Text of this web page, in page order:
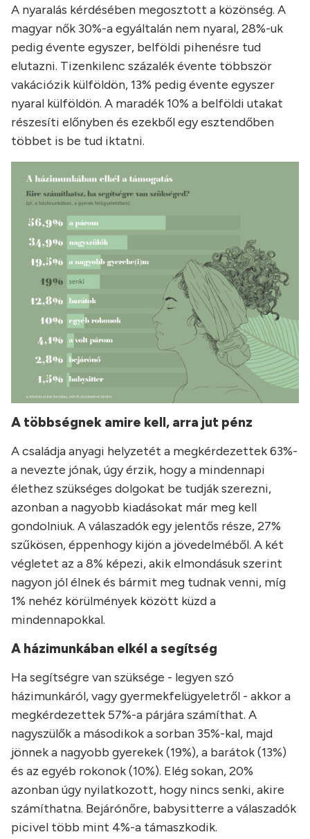
A nyaralás kérdésében megosztott a közönség. A
magyar nők 30%-a egyáltalán nem nyaral, 28%-uk
pedig évente egyszer, belföldi pihenésre tud
elutazni. Tizenkilenc százalék évente többször
vakációzik külföldön, 13% pedig évente egyszer
nyaral külföldön. A maradék 10% a belföldi utakat
részesíti előnyben és ezekből egy esztendőben
többet is be tud iktatni.
A többségnek amire kell, arra jut pénz
A családja anyagi helyzetét a megkérdezettek 63%-
a nevezte jónak, úgy érzik, hogy a mindennapi
élethez szükséges dolgokat be tudják szerezni,
azonban a nagyobb kiadásokat már meg kell
gondolniuk. A válaszadók egy jelentős része, 27%
szűkösen, éppenhogy kijön a jövedelméből. A két
végletet az a 8% képezi, akik elmondásuk szerint
nagyon jól élnek és bármit meg tudnak venni, míg
1% nehéz körülmények között küzd a
mindennapokkal.
A házimunkában elkél a segítség
Ha segítségre van szüksége - legyen szó
házimunkáról, vagy gyermekfelügyeletről - akkor a
megkérdezettek 57%-a párjára számíthat. A
nagyszülők a másodikok a sorban 35%-kal, majd
jönnek a nagyobb gyerekek (19%), a barátok (13%)
és az egyéb rokonok (10%). Elég sokan, 20%
azonban úgy nyilatkozott, hogy nincs senki, akire
számíthatna. Bejárónőre, babysitterre a válaszadók
picivel több mint 4%-a támaszkodik.